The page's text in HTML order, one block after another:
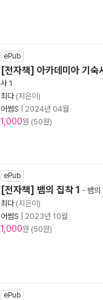
ePub
[전자책] 아카데미아 기숙
사 1
최다(지은이)
어썸S
2024년 04월
1,000원 (50원)
ePub
[전자책] 뱀의 집착 1 - 뱀의
최다(지은이)
어썸S
2023년 10월
1,000원 (50원)
ePub